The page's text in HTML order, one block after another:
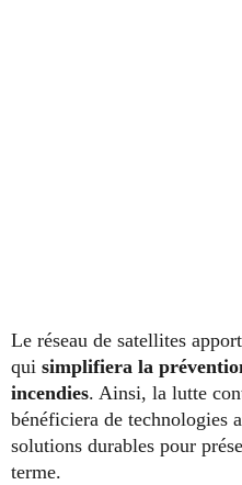
Le réseau de satellites
qui simplifiera la
incendies. Ainsi, la lutte
bénéficiera de technologies
solutions durables pour
terme.